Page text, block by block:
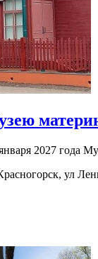
2027 года
ул